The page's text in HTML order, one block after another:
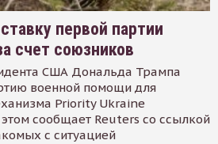
первой партии
счет союзников
США Дональда Трампа
военной помощи для
Priority Ukraine
сообщает Reuters со ссылкой
с ситуацией